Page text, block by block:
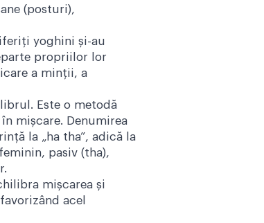
(posturi),
yoghini și-au
propriilor lor
a minții, a
Este o metodă
mișcare. Denumirea
la „ha tha”, adică la
pasiv (tha),
mișcarea și
acel